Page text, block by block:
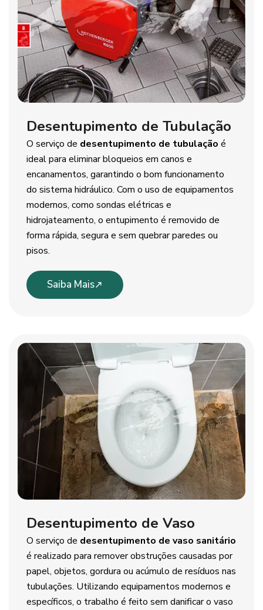
Desentupimento de Tubulação
O serviço de desentupimento de tubulação é
ideal para eliminar bloqueios em canos e
encanamentos, garantindo o bom funcionamento
do sistema hidráulico. Com o uso de equipamentos
modernos, como sondas elétricas e
hidrojateamento, o entupimento é removido de
forma rápida, segura e sem quebrar paredes ou
pisos.
Saiba Mais
Desentupimento de Vaso
O serviço de desentupimento de vaso sanitário
é realizado para remover obstruções causadas por
papel, objetos, gordura ou acúmulo de resíduos nas
tubulações. Utilizando equipamentos modernos e
específicos, o trabalho é feito sem danificar o vaso